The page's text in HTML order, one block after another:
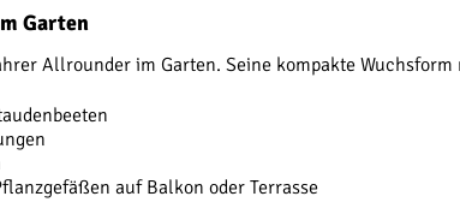
Garten
Allrounder im Garten. Seine kompakte
auf Balkon oder Terrasse